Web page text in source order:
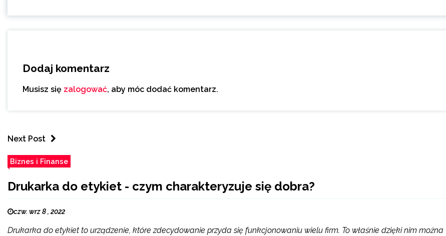
Dodaj komentarz
Musisz się zalogować, aby móc dodać komentarz.
Next Post
Biznes i Finanse
Drukarka do etykiet - czym charakteryzuje się dobra?
czw. wrz 8 , 2022
Drukarka do etykiet to urządzenie, które zdecydowanie przyda się funkcjonowaniu wielu firm. To właśnie dzięki nim można